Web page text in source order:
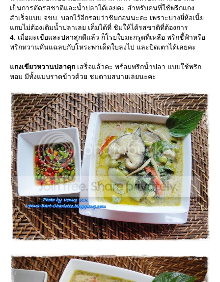
เป็นการตัดรสชาติและน้ำปลาได้เลยคะ สำหรับคนที่ใช้พริกแกง
สำเร็จแบบ จขบ. บอกไว้อีกรอบว่าชิมก่อนนะคะ เพราะบางยี่ห้อเนี้
ถบไม่ต้องเติมน้ำปลาเลย เค็มได้ที่ ชิมให้ได้รสชาติที่ต้องการ
4. เมื่อมะเขือและปลาสุกดีแล้ว ก็โรยใบมะกรูดที่เหลือ พริกชี้ฟ้าหรือ
พริกหวานหั่นแฉลบกับโหระพาเด็ดใบลงไป และปิดเตาได้เลยคะ
กงเขียวหวานปลาดุก เสร็จแล้วคะ พร้อมพริกน้ำปลา แบบใช้พริก
หอม มีทั้งแบบราดข้าวด้วย ชมตามสบายเลยนะคะ